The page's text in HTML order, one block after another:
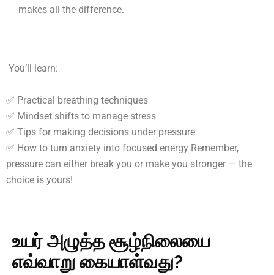
makes all the difference.
You’ll learn:
✅ Practical breathing techniques
✅ Mindset shifts to manage stress
✅ Tips for making decisions under pressure
✅ How to turn anxiety into focused energy Remember,
pressure can either break you or make you stronger — the
choice is yours!
உயர் அழுத்த சூழ்நிலையை
எவ்வாறு கையாள்வது?